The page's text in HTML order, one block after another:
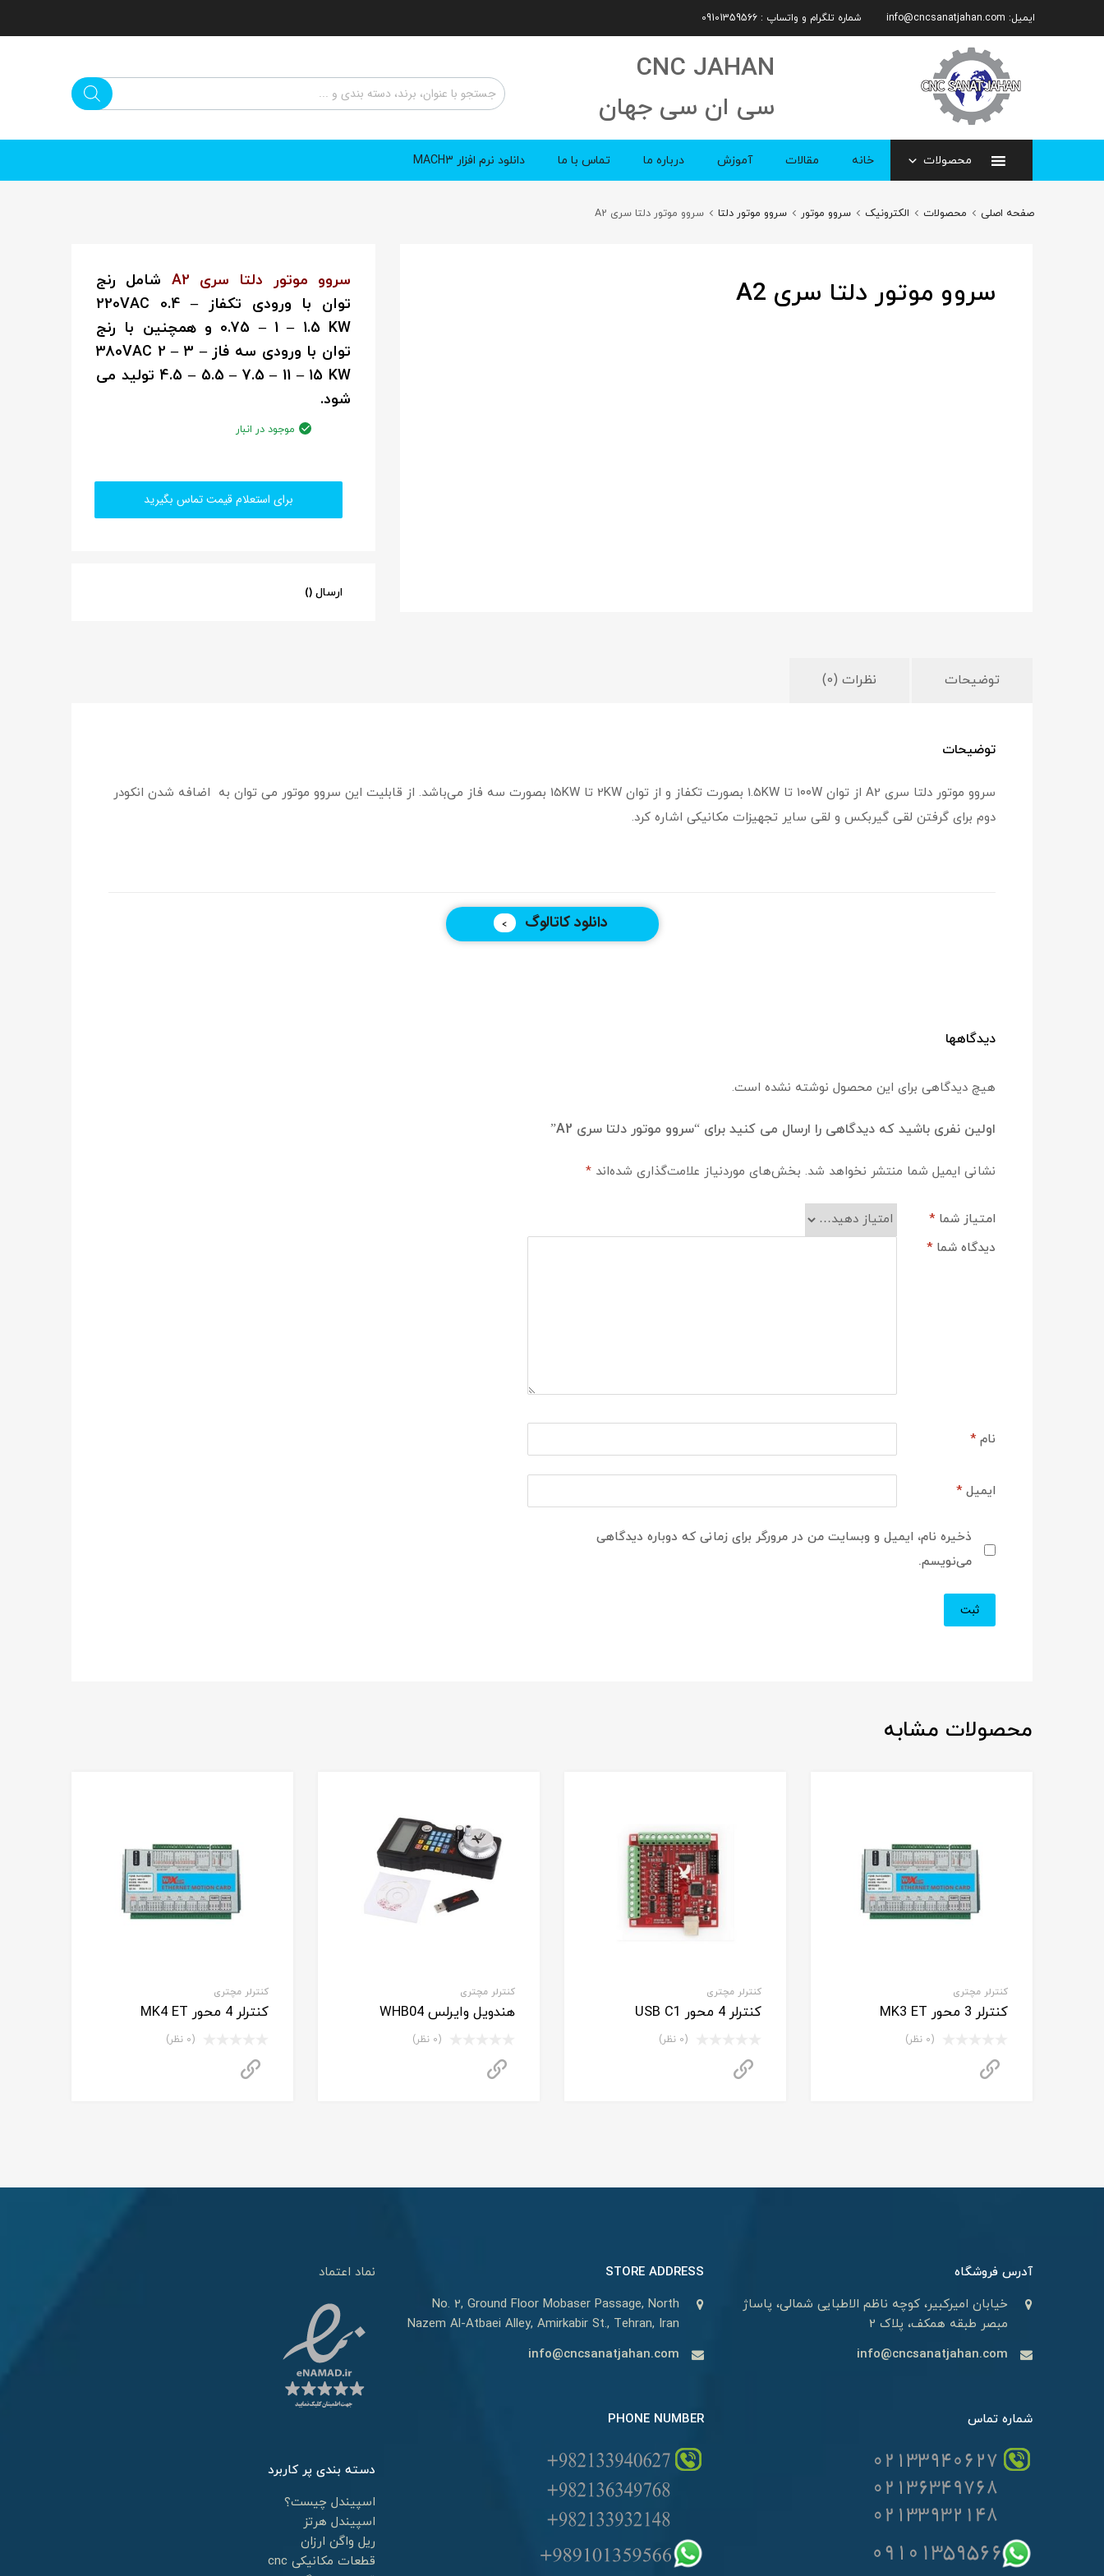
ایمیل: info@cncsanatjahan.com شماره تلگرام و واتساپ : 09101359566
CNC JAHAN
سی ان سی جهان
محصولات خانه مقالات آموزش درباره ما تماس با ما دانلود نرم افزار MACH3
صفحه اصلی محصولات الکترونیک سروو موتور سروو موتور دلتا سروو موتور دلتا سری A2
سروو موتور دلتا سری A2 سروو موتور دلتا سری A2
شامل رنج
توان با ورودی تکفاز 220VAC 0.4 –
0.75 – 1 – 1.5 KW و همچنین با رنج
توان با ورودی سه فاز 380VAC 2 – 3 –
4.5 – 5.5 – 7.5 – 11 – 15 KW تولید می
شود.
موجود در انبار
برای استعلام قیمت تماس بگیرید
ارسال ()
توضیحات نظرات (0)
توضیحات
سروو موتور دلتا سری A2 از توان ۱۰۰W تا 1.5KW بصورت تکفاز و از توان 2KW تا 15KW بصورت سه فاز می­‌باشد. از قابلیت این سروو موتور می توان به اضافه شدن انکودر
دوم برای گرفتن لقی گیربکس و لقی سایر تجهیزات مکانیکی اشاره کرد.
دانلود کاتالوگ
دیدگاهها
هیچ دیدگاهی برای این محصول نوشته نشده است.
اولین نفری باشید که دیدگاهی را ارسال می کنید برای “سروو موتور دلتا سری A2”
نشانی ایمیل شما منتشر نخواهد شد. بخش‌های موردنیاز علامت‌گذاری شده‌اند *
امتیاز شما*
دیدگاه شما*
نام*
ایمیل*
ذخیره نام، ایمیل و وبسایت من در مرورگر برای زمانی که دوباره دیدگاهی
می‌نویسم.
محصولات مشابه
کنترلر مچتری
کنترلر 3 محور MK3 ET
(0 نظر)
کنترلر مچتری
کنترلر 4 محور USB C1
(0 نظر)
کنترلر مچتری
هندویل وایرلس WHB04
(0 نظر)
کنترلر مچتری
کنترلر 4 محور MK4 ET
(0 نظر)
آدرس فروشگاه
خیابان امیرکبیر، کوچه ناظم الاطبایی شمالی، پاساژ
مبصر طبقه همکف، پلاک 2
info@cncsanatjahan.com
شماره تماس
STORE ADDRESS
No. 2, Ground Floor Mobaser Passage, North
Nazem Al-Atbaei Alley, Amirkabir St., Tehran, Iran
info@cncsanatjahan.com
PHONE NUMBER
نماد اعتماد
دسته بندی پر کاربرد
اسپیندل چیست؟
اسپیندل هرتز
ریل واگن ارزان
قطعات مکانیکی cnc